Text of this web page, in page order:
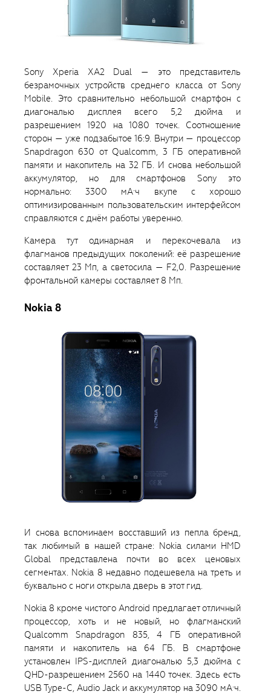
Sony Xperia XA2 Dual — это представитель
безрамочных устройств среднего класса от Sony
Mobile. Это сравнительно небольшой смартфон с
диагональю дисплея всего 5,2 дюйма и
разрешением 1920 на 1080 точек. Соотношение
сторон — уже подзабытое 16:9. Внутри — процессор
Snapdragon 630 от Qualcomm, 3 ГБ оперативной
памяти и накопитель на 32 ГБ. И снова небольшой
аккумулятор, но для смартфонов Sony это
нормально: 3300 мА·ч вкупе с хорошо
оптимизированным пользовательским интерфейсом
справляются с днём работы уверенно.
Камера тут одинарная и перекочевала из
флагманов предыдущих поколений: её разрешение
составляет 23 Мп, а светосила — F2,0. Разрешение
фронтальной камеры составляет 8 Мп.
Nokia 8
И снова вспоминаем восставший из пепла бренд,
так любимый в нашей стране: Nokia силами HMD
Global представлена почти во всех ценовых
сегментах. Nokia 8 недавно подешевела на треть и
буквально с ноги открыла дверь в этот гид.
Nokia 8 кроме чистого Android предлагает отличный
процессор, хоть и не новый, но флагманский
Qualcomm Snapdragon 835, 4 ГБ оперативной
памяти и накопитель на 64 ГБ. В смартфоне
установлен IPS-дисплей диагональю 5,3 дюйма с
QHD-разрешением 2560 на 1440 точек. Здесь есть
USB Type-C, Audio Jack и аккумулятор на 3090 мА·ч.